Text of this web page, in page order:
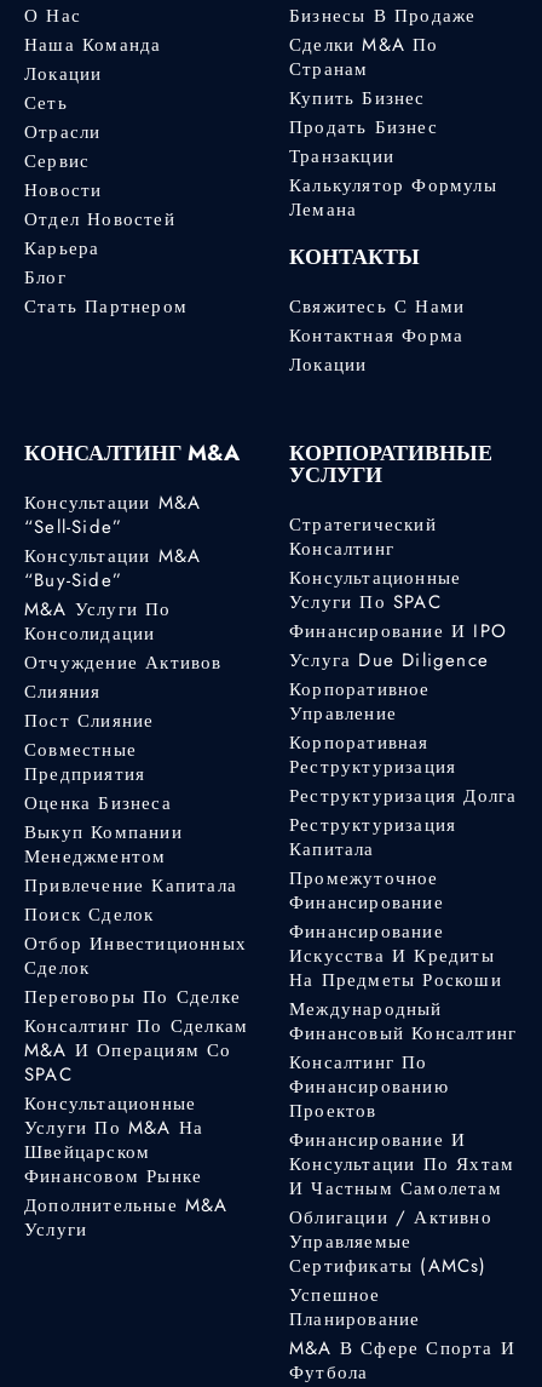
О Нас
Наша Команда
Локации
Сеть
Отрасли
Сервис
Новости
Отдел Новостей
Карьера
Блог
Стать Партнером
Бизнесы В Продаже
Сделки M&A По
Странам
Купить Бизнес
Продать Бизнес
Транзакции
Калькулятор Формулы
Лемана
КОНТАКТЫ
Свяжитесь С Нами
Контактная Форма
Локации
КОНСАЛТИНГ M&A
Консультации M&A
“Sell-Side”
Консультации M&A
“Buy-Side”
M&A Услуги По
Консолидации
Отчуждение Активов
Слияния
Пост Слияние
Совместные
Предприятия
Оценка Бизнеса
Выкуп Компании
Менеджментом
Привлечение Капитала
Поиск Сделок
Отбор Инвестиционных
Сделок
Переговоры По Сделке
Консалтинг По Сделкам
M&A И Операциям Со
SPAC
Консультационные
Услуги По M&A На
Швейцарском
Финансовом Рынке
Дополнительные M&A
Услуги
КОРПОРАТИВНЫЕ
УСЛУГИ
Стратегический
Консалтинг
Консультационные
Услуги По SPAC
Финансирование И IPO
Услуга Due Diligence
Корпоративное
Управление
Корпоративная
Реструктуризация
Реструктуризация Долга
Реструктуризация
Капитала
Промежуточное
Финансирование
Финансирование
Искусства И Кредиты
На Предметы Роскоши
Международный
Финансовый Консалтинг
Консалтинг По
Финансированию
Проектов
Финансирование И
Консультации По Яхтам
И Частным Самолетам
Облигации / Активно
Управляемые
Сертификаты (AMCs)
Успешное
Планирование
M&A В Сфере Спорта И
Футбола